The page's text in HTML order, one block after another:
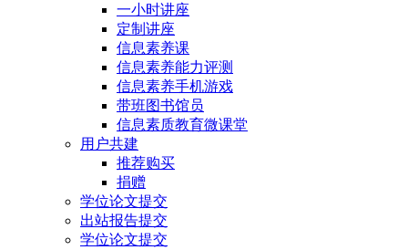
一小时讲座
定制讲座
信息素养课
信息素养能力评测
信息素养手机游戏
带班图书馆员
信息素质教育微课堂
用户共建
推荐购买
捐赠
学位论文提交
出站报告提交
学位论文提交